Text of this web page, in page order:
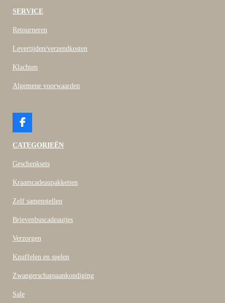
SERVICE
Retourneren
Levertijden/verzendkosten
Klachten
Algemene voorwaarden
F
c
b
o
CATEGORIEËN
Geschenksets
Kraamcadeaupakketten
Zelf samenstellen
Brievenbuscadeautjes
Verzorgen
Knuffelen en spelen
Zwangerschapsaankondiging
Sale